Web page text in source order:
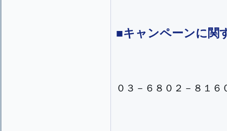
■キャンペーンに関
０３－６８０２－８１６